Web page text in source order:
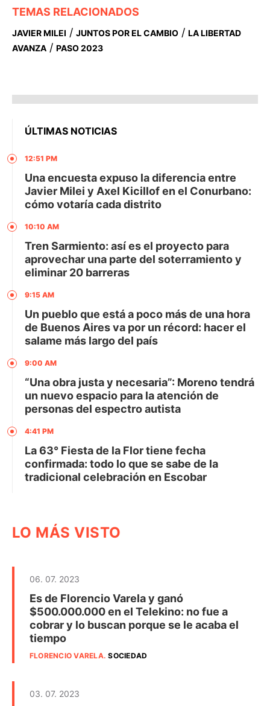
TEMAS RELACIONADOS
JAVIER MILEI / JUNTOS POR EL CAMBIO / LA LIBERTAD
AVANZA / PASO 2023
ÚLTIMAS NOTICIAS
12:51 PM
Una encuesta expuso la diferencia entre
Javier Milei y Axel Kicillof en el Conurbano:
cómo votaría cada distrito
10:10 AM
Tren Sarmiento: así es el proyecto para
aprovechar una parte del soterramiento y
eliminar 20 barreras
9:15 AM
Un pueblo que está a poco más de una hora
de Buenos Aires va por un récord: hacer el
salame más largo del país
9:00 AM
“Una obra justa y necesaria”: Moreno tendrá
un nuevo espacio para la atención de
personas del espectro autista
4:41 PM
La 63° Fiesta de la Flor tiene fecha
confirmada: todo lo que se sabe de la
tradicional celebración en Escobar
LO MÁS VISTO
06. 07. 2023
Es de Florencio Varela y ganó
$500.000.000 en el Telekino: no fue a
cobrar y lo buscan porque se le acaba el
tiempo
FLORENCIO VARELA.SOCIEDAD
03. 07. 2023